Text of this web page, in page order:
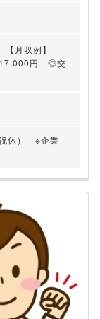
月収例】
円 ◎交
祝休） ※企業